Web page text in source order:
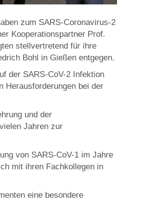
zum SARS-Coronavirus-2
Kooperationspartner Prof.
stellvertretend für ihre
Bohl in Gießen entgegen.
der SARS-CoV-2 Infektion
Herausforderungen bei der
und der
Jahren zur
von SARS-CoV-1 im Jahre
mit ihren Fachkollegen in
eine besondere